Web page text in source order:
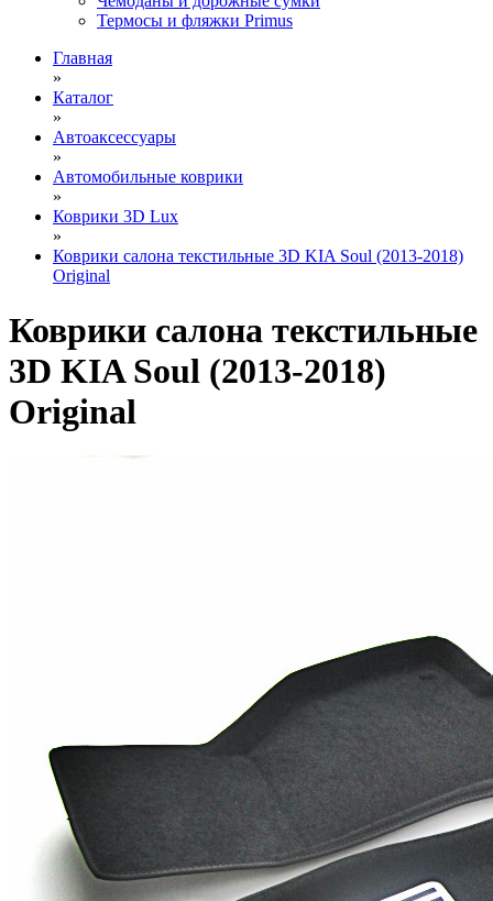
Термосы и фляжки Primus
Главная
»
Каталог
»
Автоаксессуары
»
Автомобильные коврики
»
Коврики 3D Lux
»
Коврики салона текстильные 3D KIA Soul (2013-2018)
Original
Коврики салона текстильные
3D KIA Soul (2013-2018)
Original